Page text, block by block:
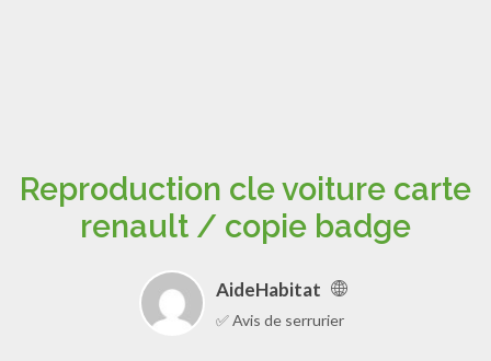
Reproduction cle voiture carte
renault / copie badge
AideHabitat
✅ Avis de serrurier